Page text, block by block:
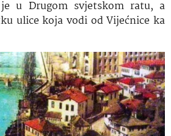
u Drugom svjetskom ratu, a
ulice koja vodi od Vijećnice ka